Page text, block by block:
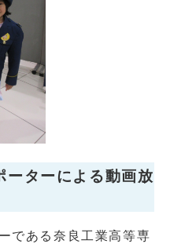
ターによる動画放
である奈良工業高等専